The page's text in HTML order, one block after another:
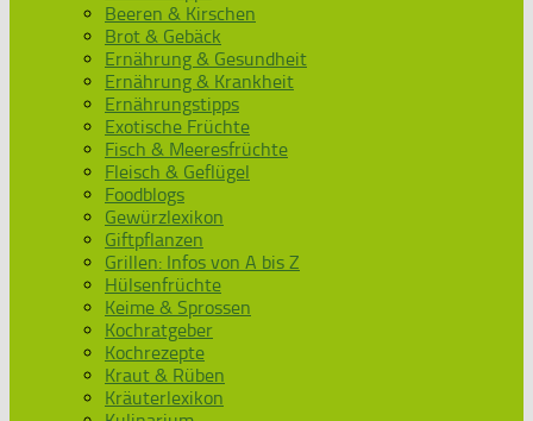
Beeren & Kirschen
Brot & Gebäck
Ernährung & Gesundheit
Ernährung & Krankheit
Ernährungstipps
Exotische Früchte
Fisch & Meeresfrüchte
Fleisch & Geflügel
Foodblogs
Gewürzlexikon
Giftpflanzen
Grillen: Infos von A bis Z
Hülsenfrüchte
Keime & Sprossen
Kochratgeber
Kochrezepte
Kraut & Rüben
Kräuterlexikon